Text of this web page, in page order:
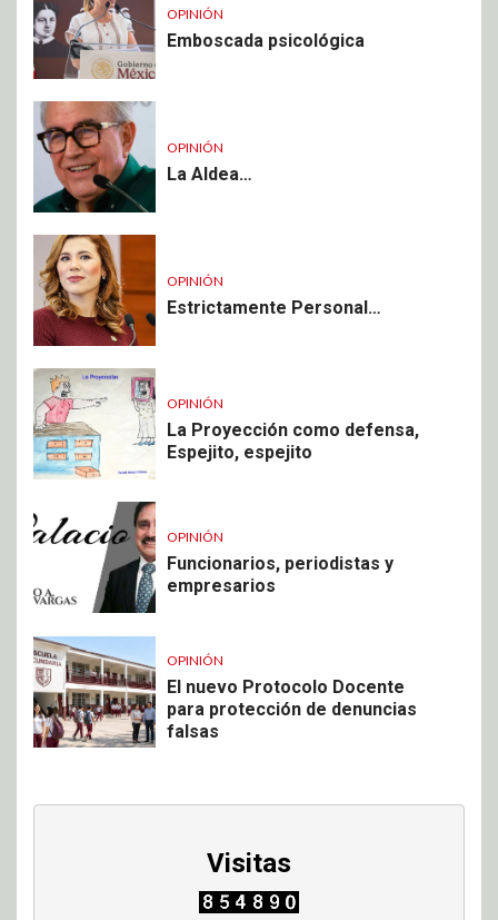
OPINIÓN
Emboscada psicológica
OPINIÓN
La Aldea…
OPINIÓN
Estrictamente Personal…
OPINIÓN
La Proyección como defensa,
Espejito, espejito
OPINIÓN
Funcionarios, periodistas y
empresarios
OPINIÓN
El nuevo Protocolo Docente
para protección de denuncias
falsas
Visitas